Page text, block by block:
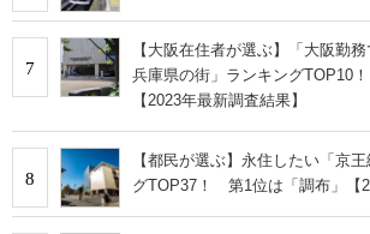
7
【大阪在住者が選ぶ】「大阪勤
兵庫県の街」ランキングTOP10
【2023年最新調査結果】
8
【都民が選ぶ】永住したい「京
グTOP37！ 第1位は「調布」【